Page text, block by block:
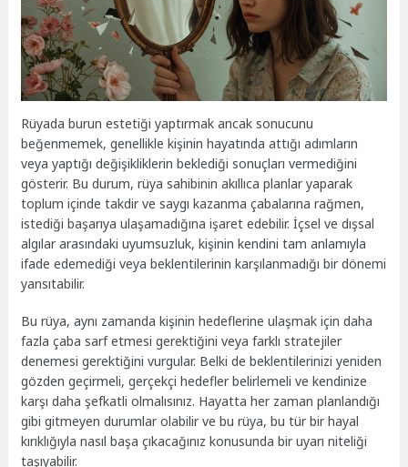
Rüyada burun estetiği yaptırmak ancak sonucunu
beğenmemek, genellikle kişinin hayatında attığı adımların
veya yaptığı değişikliklerin beklediği sonuçları vermediğini
gösterir. Bu durum, rüya sahibinin akıllıca planlar yaparak
toplum içinde takdir ve saygı kazanma çabalarına rağmen,
istediği başarıya ulaşamadığına işaret edebilir. İçsel ve dışsal
algılar arasındaki uyumsuzluk, kişinin kendini tam anlamıyla
ifade edemediği veya beklentilerinin karşılanmadığı bir dönemi
yansıtabilir.
Bu rüya, aynı zamanda kişinin hedeflerine ulaşmak için daha
fazla çaba sarf etmesi gerektiğini veya farklı stratejiler
denemesi gerektiğini vurgular. Belki de beklentilerinizi yeniden
gözden geçirmeli, gerçekçi hedefler belirlemeli ve kendinize
karşı daha şefkatli olmalısınız. Hayatta her zaman planlandığı
gibi gitmeyen durumlar olabilir ve bu rüya, bu tür bir hayal
kırıklığıyla nasıl başa çıkacağınız konusunda bir uyarı niteliği
taşıyabilir.